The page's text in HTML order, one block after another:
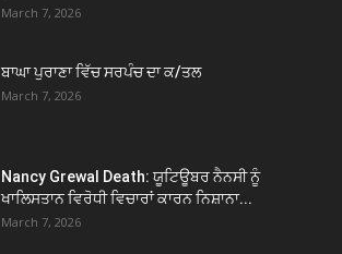
March 7, 2026
ਬਾਘਾ ਪੁਰਾਣਾ ਵਿੱਚ ਸਰਪੰਚ ਦਾ ਕ/ਤਲ
March 7, 2026
Nancy Grewal Death: ਯੂਟਿਊਬਰ ਨੈਨਸੀ ਨੂੰ
ਖਾਲਿਸਤਾਨ ਵਿਰੋਧੀ ਵਿਚਾਰਾਂ ਕਾਰਨ ਨਿਸ਼ਾਨਾ...
March 7, 2026